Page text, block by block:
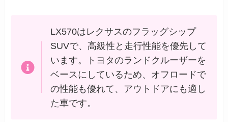
LX570はレクサスのフラッグシップ
SUVで、高級性と走行性能を優先して
います。トヨタのランドクルーザーを
ベースにしているため、オフロードで
の性能も優れて、アウトドアにも適し
た車です。